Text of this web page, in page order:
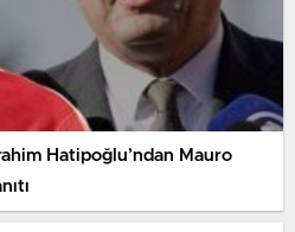
Hatipoğlu’ndan Mauro